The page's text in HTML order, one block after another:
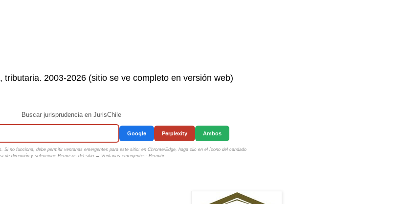
2003-2026 (sitio se ve completo en versión web)
Buscar jurisprudencia en JurisChile
Google Perplexity Ambos
Si no funciona, debe permitir ventanas emergentes para este sitio: en Chrome/Edge, haga clic en el ícono del candado
de dirección y seleccione Permisos del sitio → Ventanas emergentes: Permitir.